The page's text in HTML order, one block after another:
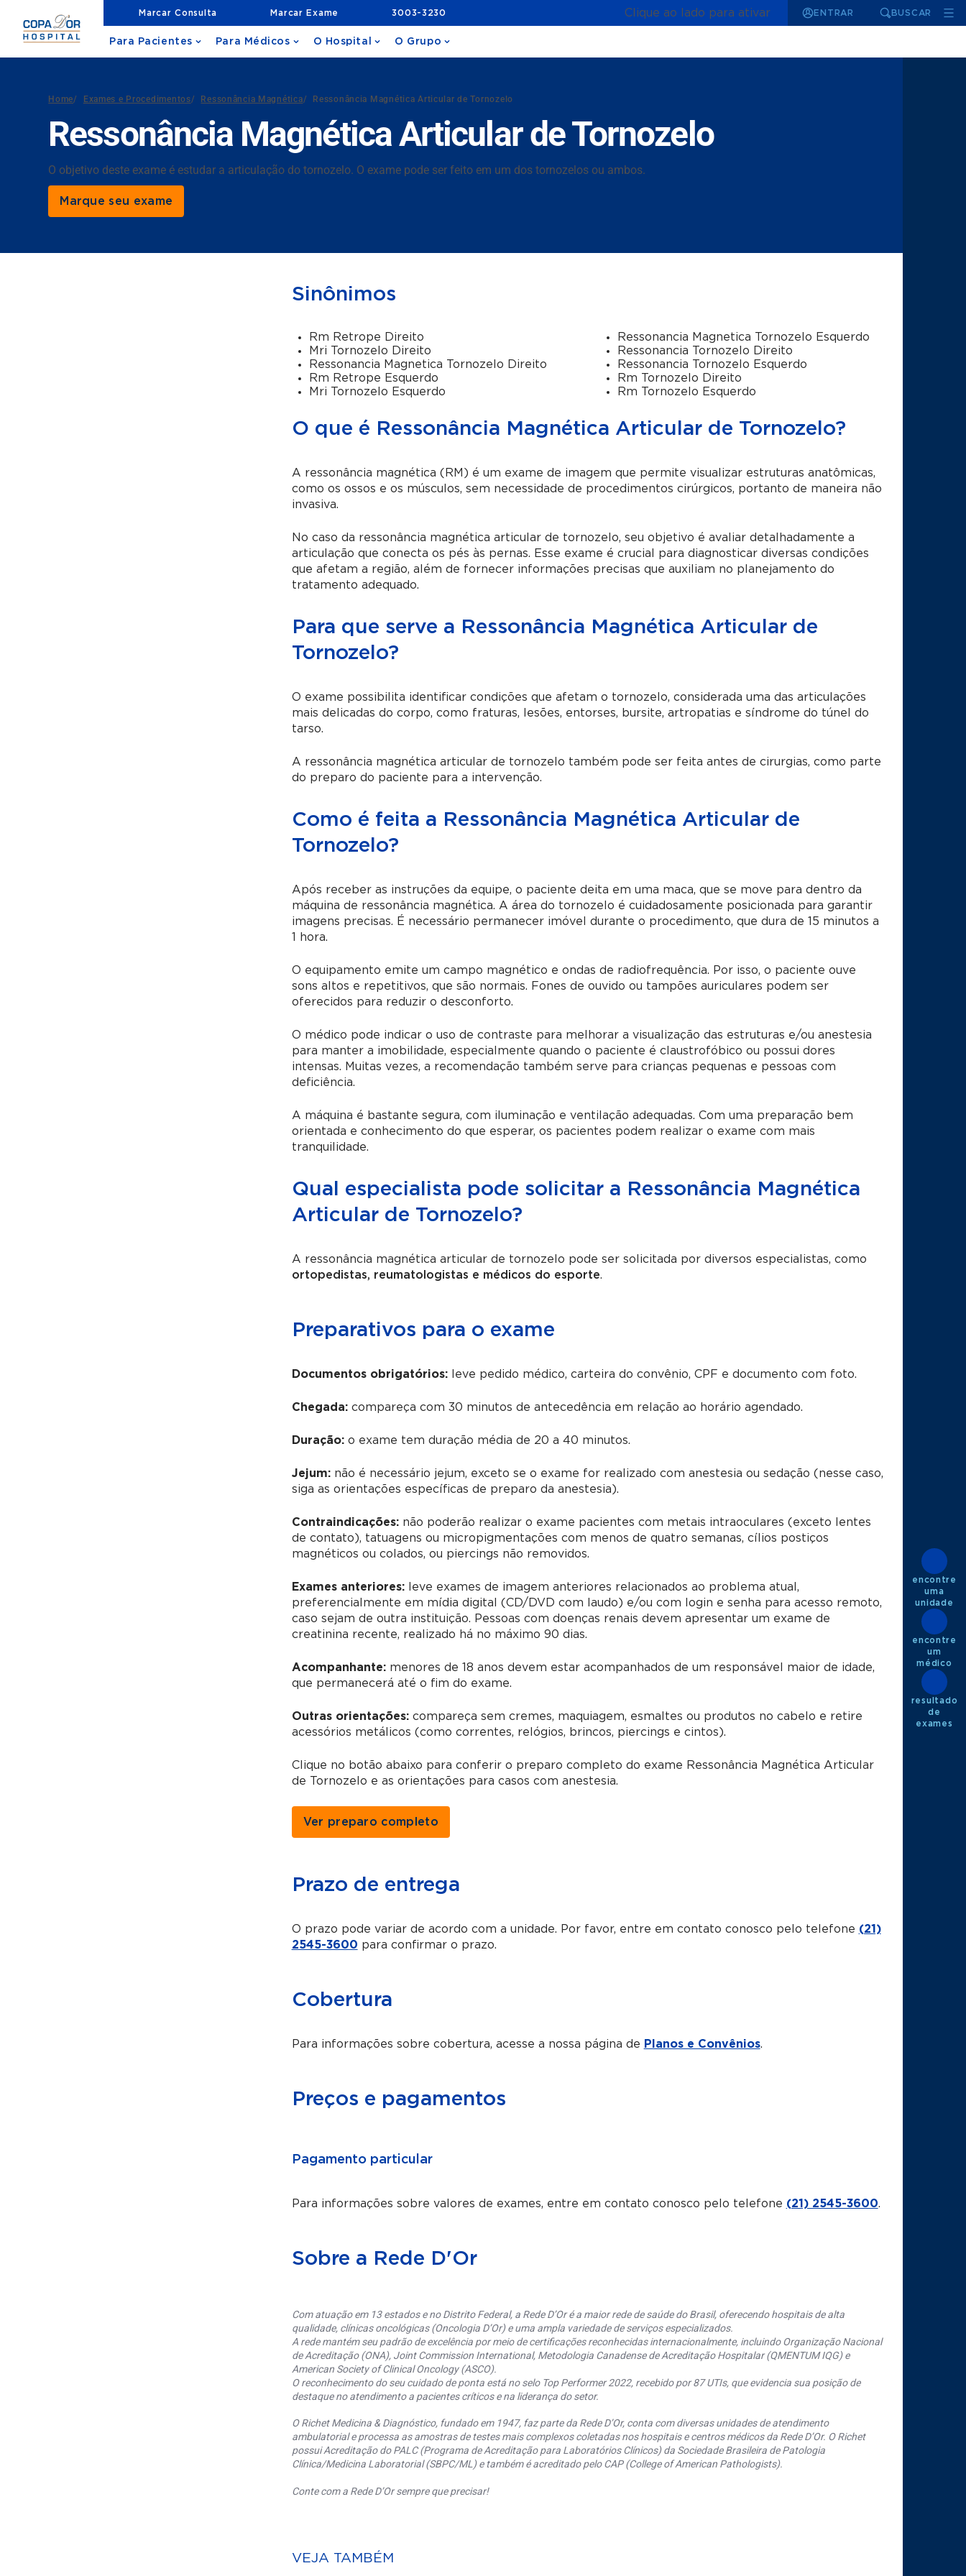
Marcar Consulta Marcar Exame 3003-3230 Clique ao lado para ativar ENTRAR BUSCAR
Para Pacientes Para Médicos O Hospital O Grupo
Home/ Exames e Procedimentos/ Ressonância Magnética/ Ressonância Magnética Articular de Tornozelo
Ressonância Magnética Articular de Tornozelo
O objetivo deste exame é estudar a articulação do tornozelo. O exame pode ser feito em um dos tornozelos ou ambos.
Marque seu exame
Sinônimos
Rm Retrope Direito
Mri Tornozelo Direito
Ressonancia Magnetica Tornozelo Direito
Rm Retrope Esquerdo
Mri Tornozelo Esquerdo
Ressonancia Magnetica Tornozelo Esquerdo
Ressonancia Tornozelo Direito
Ressonancia Tornozelo Esquerdo
Rm Tornozelo Direito
Rm Tornozelo Esquerdo
O que é Ressonância Magnética Articular de Tornozelo?
A ressonância magnética (RM) é um exame de imagem que permite visualizar estruturas anatômicas,
como os ossos e os músculos, sem necessidade de procedimentos cirúrgicos, portanto de maneira não
invasiva.
No caso da ressonância magnética articular de tornozelo, seu objetivo é avaliar detalhadamente a
articulação que conecta os pés às pernas. Esse exame é crucial para diagnosticar diversas condições
que afetam a região, além de fornecer informações precisas que auxiliam no planejamento do
tratamento adequado.
Para que serve a Ressonância Magnética Articular de
Tornozelo?
O exame possibilita identificar condições que afetam o tornozelo, considerada uma das articulações
mais delicadas do corpo, como fraturas, lesões, entorses, bursite, artropatias e síndrome do túnel do
tarso.
A ressonância magnética articular de tornozelo também pode ser feita antes de cirurgias, como parte
do preparo do paciente para a intervenção.
Como é feita a Ressonância Magnética Articular de
Tornozelo?
Após receber as instruções da equipe, o paciente deita em uma maca, que se move para dentro da
máquina de ressonância magnética. A área do tornozelo é cuidadosamente posicionada para garantir
imagens precisas. É necessário permanecer imóvel durante o procedimento, que dura de 15 minutos a
1 hora.
O equipamento emite um campo magnético e ondas de radiofrequência. Por isso, o paciente ouve
sons altos e repetitivos, que são normais. Fones de ouvido ou tampões auriculares podem ser
oferecidos para reduzir o desconforto.
O médico pode indicar o uso de contraste para melhorar a visualização das estruturas e/ou anestesia
para manter a imobilidade, especialmente quando o paciente é claustrofóbico ou possui dores
intensas. Muitas vezes, a recomendação também serve para crianças pequenas e pessoas com
deficiência.
A máquina é bastante segura, com iluminação e ventilação adequadas. Com uma preparação bem
orientada e conhecimento do que esperar, os pacientes podem realizar o exame com mais
tranquilidade.
Qual especialista pode solicitar a Ressonância Magnética
Articular de Tornozelo?
A ressonância magnética articular de tornozelo pode ser solicitada por diversos especialistas, como
ortopedistas, reumatologistas e médicos do esporte.
Preparativos para o exame
Documentos obrigatórios:leve pedido médico, carteira do convênio, CPF e documento com foto.
Chegada:compareça com 30 minutos de antecedência em relação ao horário agendado.
Duração: o exame tem duração média de 20 a 40 minutos.
Jejum:não é necessário jejum, exceto se o exame for realizado com anestesia ou sedação (nesse caso,
siga as orientações específicas de preparo da anestesia).
Contraindicações: não poderão realizar o exame pacientes com metais intraoculares (exceto lentes
de contato), tatuagens ou micropigmentações com menos de quatro semanas, cílios postiços
magnéticos ou colados, ou piercings não removidos.
Exames anteriores:
leve exames de imagem anteriores relacionados ao problema atual,
preferencialmente em mídia digital (CD/DVD com laudo) e/ou com login e senha para acesso remoto,
caso sejam de outra instituição. Pessoas com doenças renais devem apresentar um exame de
creatinina recente, realizado há no máximo 90 dias.
Acompanhante:menores de 18 anos devem estar acompanhados de um responsável maior de idade,
que permanecerá até o fim do exame.
Outras orientações:compareça sem cremes, maquiagem, esmaltes ou produtos no cabelo e retire
acessórios metálicos (como correntes, relógios, brincos, piercings e cintos).
Clique no botão abaixo para conferir o preparo completo do exame Ressonância Magnética Articular
de Tornozelo e as orientações para casos com anestesia.
Ver preparo completo
Prazo de entrega
O prazo pode variar de acordo com a unidade. Por favor, entre em contato conosco pelo telefone (21)
2545-3600 para confirmar o prazo.
Cobertura
Para informações sobre cobertura, acesse a nossa página de Planos e Convênios.
Preços e pagamentos
Pagamento particular
Para informações sobre valores de exames, entre em contato conosco pelo telefone (21) 2545-3600.
Sobre a Rede D'Or
Com atuação em 13 estados e no Distrito Federal, a Rede D’Or é a maior rede de saúde do Brasil, oferecendo hospitais de alta
qualidade, clínicas oncológicas (Oncologia D’Or) e uma ampla variedade de serviços especializados.
A rede mantém seu padrão de excelência por meio de certificações reconhecidas internacionalmente, incluindo Organização Nacional
de Acreditação (ONA), Joint Commission International, Metodologia Canadense de Acreditação Hospitalar (QMENTUM IQG) e
American Society of Clinical Oncology (ASCO).
O reconhecimento do seu cuidado de ponta está no selo Top Performer 2022, recebido por 87 UTIs, que evidencia sua posição de
destaque no atendimento a pacientes críticos e na liderança do setor.
O Richet Medicina & Diagnóstico, fundado em 1947, faz parte da Rede D’Or, conta com diversas unidades de atendimento
ambulatorial e processa as amostras de testes mais complexos coletadas nos hospitais e centros médicos da Rede D’Or. O Richet
possui Acreditação do PALC (Programa de Acreditação para Laboratórios Clínicos) da Sociedade Brasileira de Patologia
Clínica/Medicina Laboratorial (SBPC/ML) e também é acreditado pelo CAP (College of American Pathologists).
Conte com a Rede D’Or sempre que precisar!
VEJA TAMBÉM
encontre
uma
unidade
encontre
um
médico
resultado
de
exames